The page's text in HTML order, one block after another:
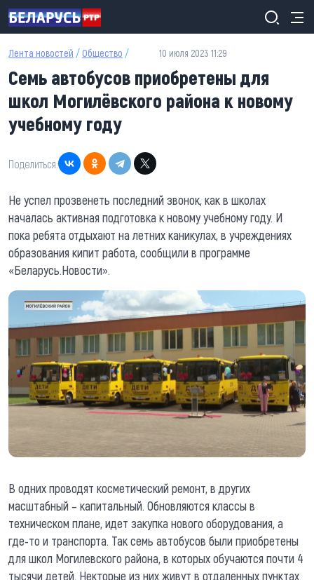
Перейти к основному содержанию
Лента новостей / Общество / 10 июля 2023 11:29
Семь автобусов приобретены для
школ Могилёвского района к новому
учебному году
Поделиться:
Не успел прозвенеть последний звонок, как в школах
началась активная подготовка к новому учебному году. И
пока ребята отдыхают на летних каникулах, в учреждениях
образования кипит работа, сообщили в программе
«Беларусь.Новости».
В одних проводят косметический ремонт, в других
масштабный – капитальный. Обновляются классы в
техническом плане, идет закупка нового оборудования, а
где-то и транспорта. Так семь автобусов были приобретены
для школ Могилевского района, в которых обучаются почти 4
тысячи детей. Некторые из них живут в отдаленных пунктах